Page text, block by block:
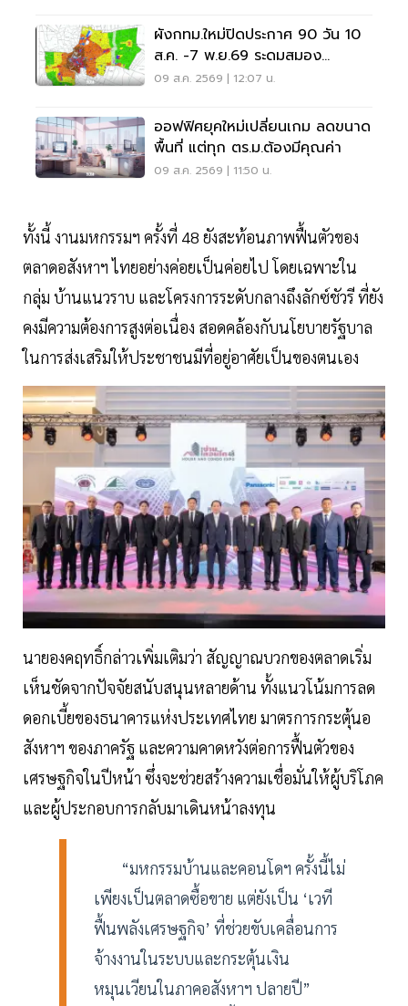
ผังกทม.ใหม่ปิดประกาศ 90 วัน 10
ส.ค. -7 พ.ย.69 ระดมสมอง
ประชาชนแก้ไขอะไรได้บ้าง
09 ส.ค. 2569 | 12:07 น.
ออฟฟิศยุคใหม่เปลี่ยนเกม ลดขนาด
พื้นที่ แต่ทุก ตร.ม.ต้องมีคุณค่า
09 ส.ค. 2569 | 11:50 น.
ทั้งนี้ งานมหกรรมฯ ครั้งที่ 48 ยังสะท้อนภาพฟื้นตัวของ
ตลาดอสังหาฯ ไทยอย่างค่อยเป็นค่อยไป โดยเฉพาะใน
กลุ่ม บ้านแนวราบ และโครงการระดับกลางถึงลักซ์ชัวรี ที่ยัง
คงมีความต้องการสูงต่อเนื่อง สอดคล้องกับนโยบายรัฐบาล
ในการส่งเสริมให้ประชาชนมีที่อยู่อาศัยเป็นของตนเอง
นายองคฤทธิ์กล่าวเพิ่มเติมว่า สัญญาณบวกของตลาดเริ่ม
เห็นชัดจากปัจจัยสนับสนุนหลายด้าน ทั้งแนวโน้มการลด
ดอกเบี้ยของธนาคารแห่งประเทศไทย มาตรการกระตุ้นอ
สังหาฯ ของภาครัฐ และความคาดหวังต่อการฟื้นตัวของ
เศรษฐกิจในปีหน้า ซึ่งจะช่วยสร้างความเชื่อมั่นให้ผู้บริโภค
และผู้ประกอบการกลับมาเดินหน้าลงทุน
“มหกรรมบ้านและคอนโดฯ ครั้งนี้ไม่
เพียงเป็นตลาดซื้อขาย แต่ยังเป็น ‘เวที
ฟื้นพลังเศรษฐกิจ’ ที่ช่วยขับเคลื่อนการ
จ้างงานในระบบและกระตุ้นเงิน
หมุนเวียนในภาคอสังหาฯ ปลายปี”